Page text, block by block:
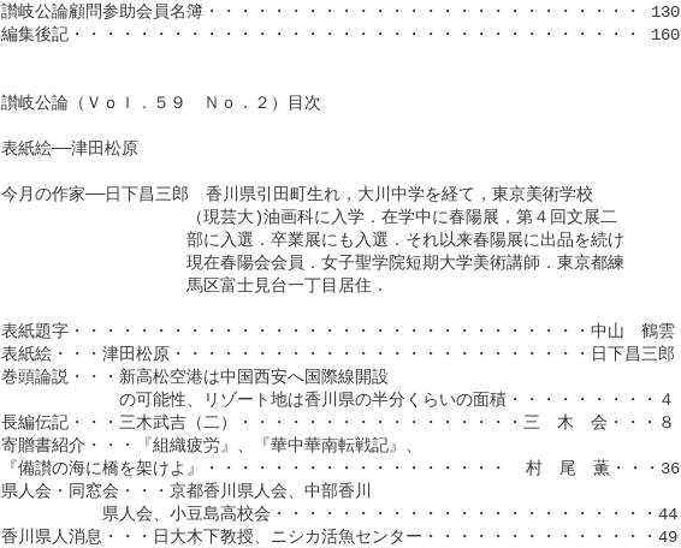
讃岐公論顧問参助会員名簿・・・・・・・・・・・・・・・・・・・・・・・・・・ 130
編集後記・・・・・・・・・・・・・・・・・・・・・・・・・・・・・・・・・・ 160
讃岐公論（Ｖｏｌ．５９　Ｎｏ．２）目次
表紙絵──津田松原
今月の作家──日下昌三郎　香川県引田町生れ，大川中学を経て，東京美術学校
（現芸大)油画科に入学．在学中に春陽展，第４回文展二
部に入選．卒業展にも入選．それ以来春陽展に出品を続け
現在春陽会会員．女子聖学院短期大学美術講師．東京都練
馬区富士見台一丁目居住．
表紙題字・・・・・・・・・・・・・・・・・・・・・・・・・・・・・・・中山　鶴雲
表紙絵・・・津田松原・・・・・・・・・・・・・・・・・・・・・・・・・日下昌三郎
巻頭論説・・・新高松空港は中国西安へ国際線開設
の可能性、リゾート地は香川県の半分くらいの面積・・・・・・・・・４
長編伝記・・・三木武吉（二）・・・・・・・・・・・・・・・・・三　木　会・・・８
寄贈書紹介・・・『組織疲労』、『華中華南転戦記』、
『備讃の海に橋を架けよ』・・・・・・・・・・・・・・・・・・  村　尾　薫・・・36
県人会・同窓会・・・京都香川県人会、中部香川
県人会、小豆島高校会・・・・・・・・・・・・・・・・・・・・・・・44
香川県人消息・・・日大木下教授、ニシカ活魚センター・・・・・・・・・・・・・・49